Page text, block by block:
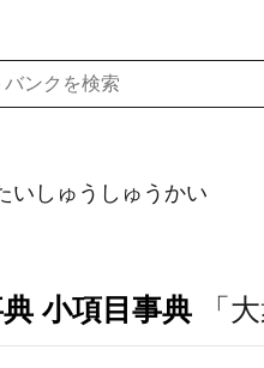
いしゅうしゅうかい
小項目事典 「